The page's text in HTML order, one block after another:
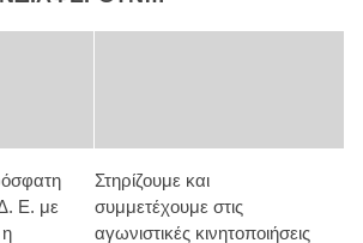
Ε. με
Στηρίζουμε και
συμμετέχουμε στις
αγωνιστικές κινητοποιήσεις